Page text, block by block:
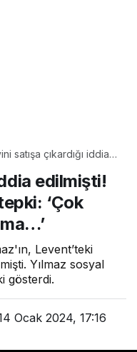
satışa çıkardığı iddia
tepki: ‘Çok
belli ama…’
edilmişti!
‘Çok
Levent’teki
Yılmaz sosyal
gösterdi.
Ocak 2024, 17:16